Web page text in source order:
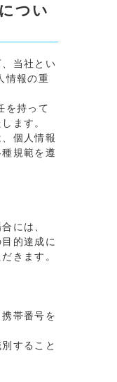
つい
当社とい
情報の重
を持って
ます。
個人情報
規範を遵
には、
的達成に
きます。
帯番号を
すること